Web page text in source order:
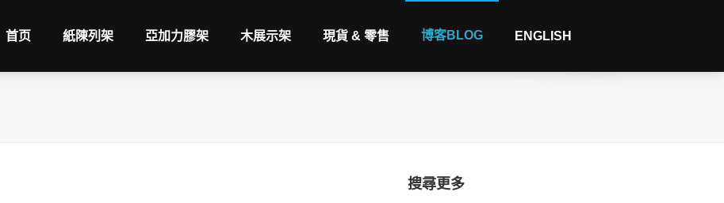
首页 紙陳列架 亞加力膠架 木展示架 現貨 & 零售 博客BLOG ENGLISH
搜尋更多